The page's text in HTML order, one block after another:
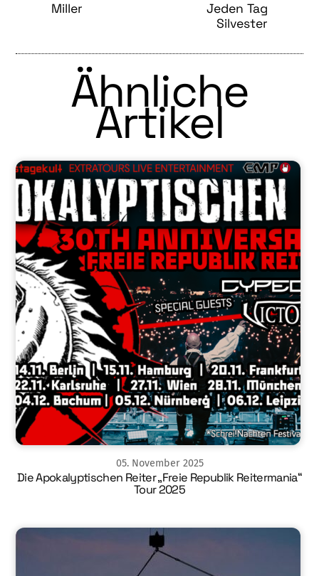
Miller
Jeden Tag
Silvester
Ähnliche
Artikel
05. November 2025
Die Apokalyptischen Reiter „Freie Republik Reitermania“
Tour 2025